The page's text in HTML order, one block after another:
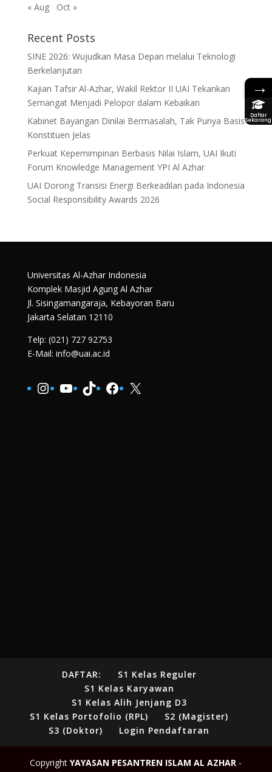
« Aug
Oct »
Recent Posts
SINE 2026: Wujudkan Masa Depan melalui Teknologi
Berkelanjutan
Kajian Tafsir Al-Azhar, Wakil Rektor II UAI Tekankan
Semangat Menjadi Pelopor dalam Kebaikan
Kabinet Bayangan Dinilai Bermasalah, Tak Punya Basis
Konstituen Jelas
Perkuat Kepemimpinan Berbasis Nilai Islam, UAI Ikuti
Forum Knowledge Management YPI Al Azhar
UAI Dorong Transisi Energi Berkeadilan pada Indonesia
Social Responsibility Awards 2026
Universitas Al-Azhar Indonesia
Komplek Masjid Agung Al Azhar
Jl. Sisingamangaraja, Kebayoran Baru
Jakarta Selatan 12110
Telp: (021) 727 92753
E-Mail: info@uai.ac.id
Instagram
YouTube
TikTokFacebook
X
DAFTAR:
S1 Kelas Reguler
S1 Kelas Karyawan
S1 Kelas Alih Jenjang D3
S1 Kelas Portofolio (RPL)
S2 (Magister)
S3 (Doktor)
Login Pendaftaran
CopyrightYAYASAN PESANTREN ISLAM AL AZHAR -
→
Daftar
Sekarang